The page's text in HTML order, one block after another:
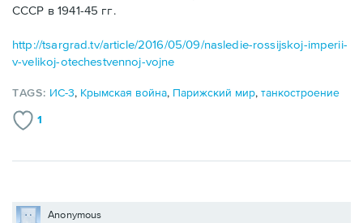
СССР в 1941-45 гг.
http://tsargrad.tv/article/2016/05/09/nasledie-rossijskoj-imperii-
v-velikoj-otechestvennoj-vojne
TAGS: ИС-3, Крымская война, Парижский мир,танкостроение
1
Anonymous